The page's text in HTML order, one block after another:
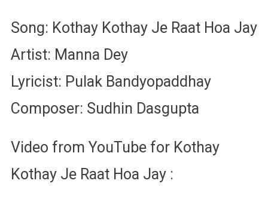
Song: Kothay Kothay Je Raat Hoa Jay
Artist: Manna Dey
Lyricist: Pulak Bandyopaddhay
Composer: Sudhin Dasgupta
Video from YouTube for Kothay
Kothay Je Raat Hoa Jay :